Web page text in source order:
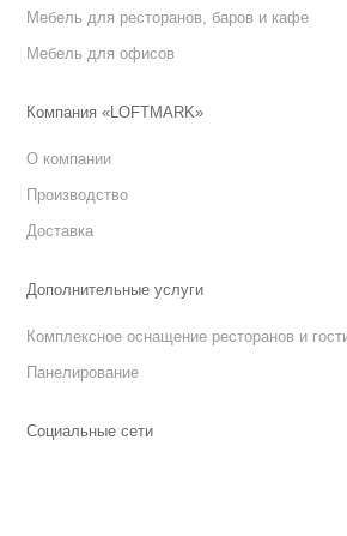
Мебель для ресторанов, баров и кафе
Мебель для офисов
Компания «LOFTMARK»
О компании
Производство
Доставка
Дополнительные услуги
Комплексное оснащение ресторанов и
Панелирование
Социальные сети